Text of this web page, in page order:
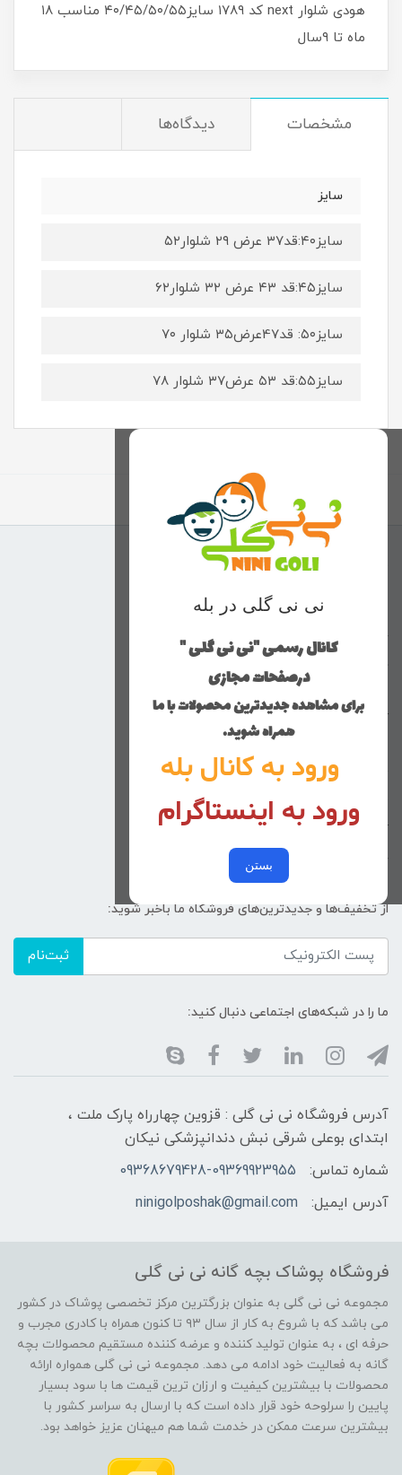
هودی شلوار next کد ۱۷۸۹ سایز۴۰/۴۵/۵۰/۵۵ مناسب ۱۸
ماه تا ۹سال
مشخصات دیدگاه‌ها
سایز
سایز۴۰:قد۳۷ عرض ۲۹ شلوار۵۲
سایز۴۵:قد ۴۳ عرض ۳۲ شلوار۶۲
سایز۵۰: قد47عرض۳۵ شلوار ۷۰
سایز۵۵:قد ۵۳ عرض۳۷ شلوار ۷۸
نی نی گلی در بله
کانال رسمی "نی نی گلی "
درصفحات مجازی
برای مشاهده جدیدترین محصولات با ما
همراه شوید.
ورود به کانال بله
ورود به اینستاگرام
بستن
برگشت به بالا
منوی وب‌سایت
خانه
کوچولوهای نی نی گلی
تماس با ما
کد پیگیری سفارشات
خرید عمده
از تخفیف‌ها و جدیدترین‌های فروشگاه ما باخبر شوید:
ثبت‌نام
ما را در شبکه‌های اجتماعی دنبال کنید:
آدرس فروشگاه نی نی گلی : قزوین چهارراه پارک ملت ،
ابتدای بوعلی شرقی نبش دندانپزشکی نیکان
شماره تماس:
09368679428-09369923955
آدرس ایمیل:
ninigolposhak@gmail.com
فروشگاه پوشاک بچه گانه نی نی گلی
مجموعه نی نی گلی به عنوان بزرگترین مرکز تخصصی پوشاک در کشور
می باشد که با شروع به کار از سال ۹۳ تا کنون همراه با کادری مجرب و
حرفه ای ، به عنوان تولید کننده و عرضه کننده مستقیم محصولات بچه
گانه به فعالیت خود ادامه می دهد. مجموعه نی نی گلی همواره ارائه
محصولات با بیشترین کیفیت و ارزان ترین قیمت ها با سود بسیار
پایین را سرلوحه خود قرار داده است که با ارسال به سراسر کشور با
بیشترین سرعت ممکن در خدمت شما هم میهنان عزیز خواهد بود.